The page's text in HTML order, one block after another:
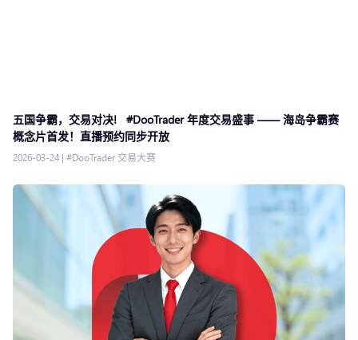
五国争霸，交易对决! #DooTrader 年度交易盛事 —— 海岛争霸赛
概念片首发！直播预约同步开放
2026-03-24 | #DooTrader 交易大赛